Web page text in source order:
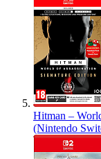
Hitman –
(Nintendo